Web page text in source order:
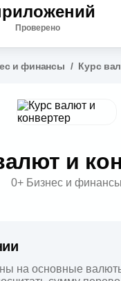
Проверено
и финансы / Курс
и
0+ Бизнес и финансы
на основные